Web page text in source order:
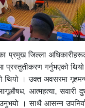
प्रमुख जिल्ला
प्रस्तुतीकरण गर्नुभएको
। उक्त अवसरमा
आत्महत्या, सवारी
। साथै आसन्न